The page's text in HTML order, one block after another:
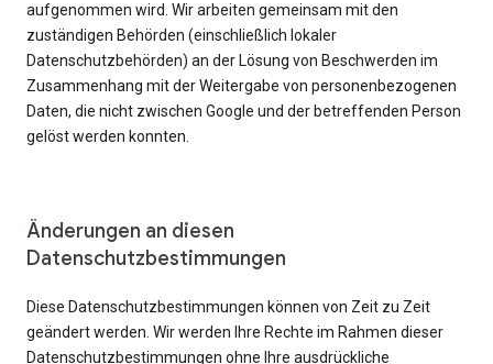
aufgenommen wird. Wir arbeiten gemeinsam mit den
zuständigen Behörden (einschließlich lokaler
Datenschutzbehörden) an der Lösung von Beschwerden im
Zusammenhang mit der Weitergabe von personenbezogenen
Daten, die nicht zwischen Google und der betreffenden Person
gelöst werden konnten.
Änderungen an diesen
Datenschutzbestimmungen
Diese Datenschutzbestimmungen können von Zeit zu Zeit
geändert werden. Wir werden Ihre Rechte im Rahmen dieser
Datenschutzbestimmungen ohne Ihre ausdrückliche